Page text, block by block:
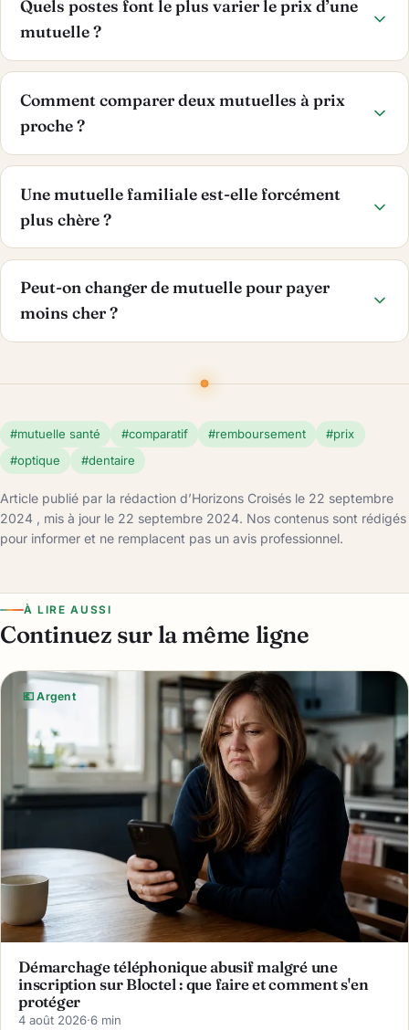
Quels postes font le plus varier le prix d’une
mutuelle ?
Comment comparer deux mutuelles à prix
proche ?
Une mutuelle familiale est-elle forcément
plus chère ?
Peut-on changer de mutuelle pour payer
moins cher ?
#mutuelle santé #comparatif #remboursement
#prix
#optique
#dentaire
Article publié par la rédaction d’Horizons Croisés le 22 septembre
2024 , mis à jour le 22 septembre 2024. Nos contenus sont rédigés
pour informer et ne remplacent pas un avis professionnel.
À LIRE AUSSI
Continuez sur la même ligne
💶 Argent
Démarchage téléphonique abusif malgré une
inscription sur Bloctel : que faire et comment s'en
protéger
4 août 2026·6 min